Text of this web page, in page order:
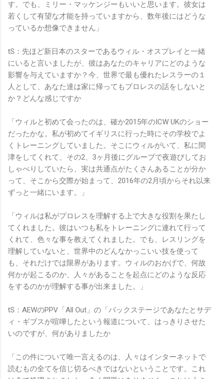
す。でも、ミリー・マッケンジーもいいと思います。彼女は
若くして有望な才能を持っていますから、数年後にはどうな
っているか想像できません」
tS：先ほど新日本のスターであるウィル・オスプレイと一緒
にいると言いましたが、彼はあなたのキャリアにどのような
影響を与えていますか？今、世界で最も優れたレスラーの１
人として、あなた達は家に帰ってもプロレスの話をしないと
か？どんな感じですか
「ウィルと初めて会ったのは、確か2015年のICW UKのショー
だったかな。私が初めてイギリスに行った時にその学校でよ
くトレーニングしていました。そこにウィルがいて、私に間
津をしてくれて、その2、3ヶ月後にグループで夜遊びしてお
しゃべりしていたら、実は共通点がたくさんあることが分か
って、そこから交際が始まって、2016年の2月頃からそれ以来
ずっと一緒にいます。」
「ウィルは私がプロレスを理解する上で大きな役割を果たし
てくれました。彼はいつも私をトレーニングに連れて行って
くれて、色々な事を教えてくれました。でも、レスリングを
理解していないと、世界中のどんなかっこいい技を使って
も、それだけでは限界があります。ウィルのおかげで、何故
何かが起こるのか、人々があることを起点にどのような反応
をするのかが理解する事が出来ました。」
tS：AEWのPPV「All Out」の「バックステージであなたとサデ
ィ・ギブスが喧嘩したという報道について、はっきりさせた
いのですが、何がありましたか
「この件について唯一言えるのは、人々はインターネットで
読むもの全てを信じ切るべきではないということです。これ